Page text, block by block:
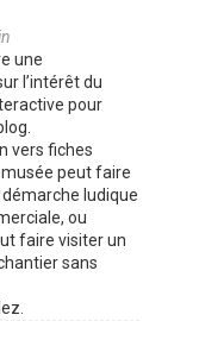
une
l’intérêt du
pour
vers fiches
peut faire
ludique
ou
faire visiter un
sans